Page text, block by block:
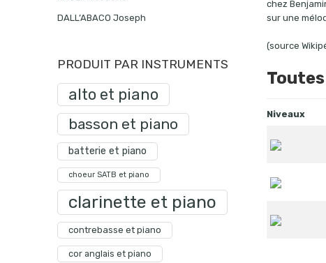
chez
sur une
(source
Niveaux
DALL’ABACO Joseph
PRODUIT PAR INSTRUMENTS
alto et piano
basson et piano
batterie et piano
choeur SATB et piano
clarinette et piano
contrebasse et piano
cor anglais et piano